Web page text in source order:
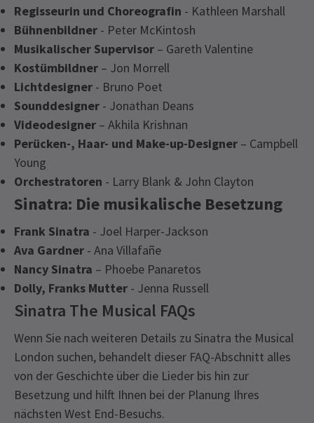
Regisseurin und Choreografin - Kathleen Marshall
Bühnenbildner - Peter McKintosh
Musikalischer Supervisor – Gareth Valentine
Kostümbildner – Jon Morrell
Lichtdesigner - Bruno Poet
Sounddesigner - Jonathan Deans
Videodesigner – Akhila Krishnan
Perücken-, Haar- und Make-up-Designer – Campbell
Young
Orchestratoren - Larry Blank & John Clayton
Sinatra: Die musikalische Besetzung
Frank Sinatra - Joel Harper-Jackson
Ava Gardner - Ana Villafañe
Nancy Sinatra – Phoebe Panaretos
Dolly, Franks Mutter - Jenna Russell
Sinatra The Musical FAQs
Wenn Sie nach weiteren Details zu Sinatra the Musical
London suchen, behandelt dieser FAQ-Abschnitt alles
von der Geschichte über die Lieder bis hin zur
Besetzung und hilft Ihnen bei der Planung Ihres
nächsten West End-Besuchs.